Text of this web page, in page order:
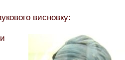
висновку: